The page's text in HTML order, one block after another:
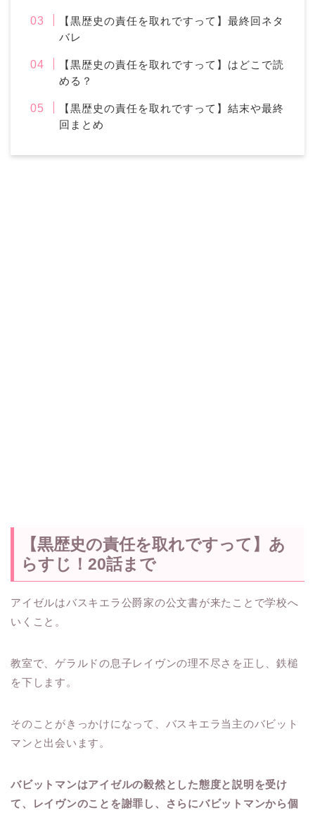
【黒歴史の責任を取れですって】最終回ネタ
バレ
【黒歴史の責任を取れですって】はどこで読
める？
【黒歴史の責任を取れですって】結末や最終
回まとめ
【黒歴史の責任を取れですって】あ
らすじ！20話まで
アイゼルはバスキエラ公爵家の公文書が来たことで学校へ
いくこと。
教室で、ゲラルドの息子レイヴンの理不尽さを正し、鉄槌
を下します。
そのことがきっかけになって、バスキエラ当主のバビット
マンと出会います。
バビットマンはアイゼルの毅然とした態度と説明を受け
て、レイヴンのことを謝罪し、さらにバビットマンから個